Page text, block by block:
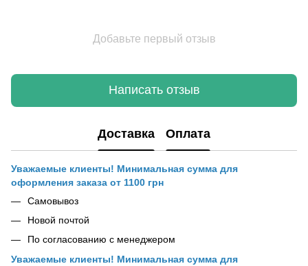
Добавьте первый отзыв
Написать отзыв
Доставка Оплата
Уважаемые клиенты! Минимальная сумма для
оформления заказа от 1100 грн
Самовывоз
Новой почтой
По согласованию с менеджером
Уважаемые клиенты! Минимальная сумма для